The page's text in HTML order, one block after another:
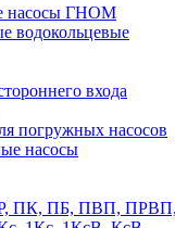
насосы ГНОМ
водокольцевые
входа
погружных насосов
насосы
ПК, ПБ, ПВП,